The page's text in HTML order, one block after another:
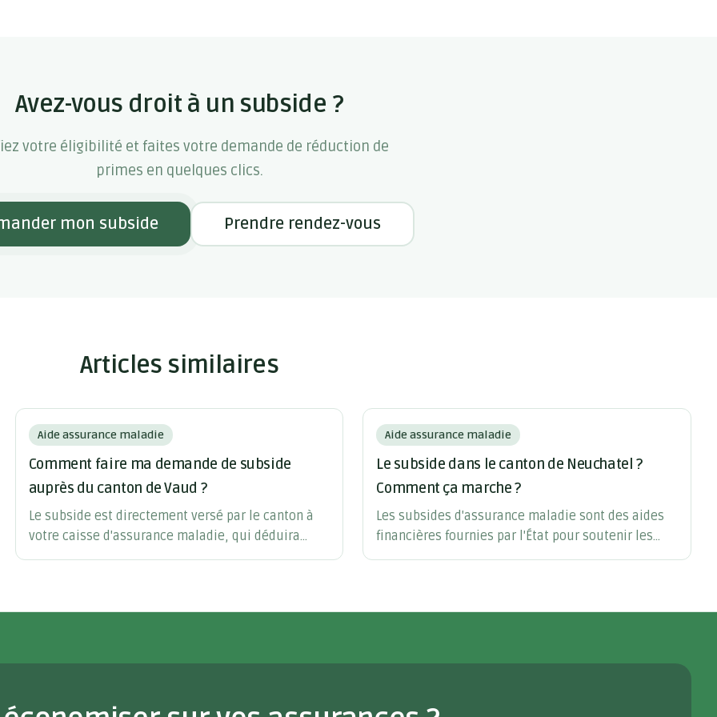
Avez-vous droit à un subside ?
votre éligibilité et faites votre demande de réduction de
primes en quelques clics.
mon subside Prendre rendez-vous
Articles similaires
Aide assurance maladie
Comment faire ma demande de subside
auprès du canton de Vaud ?
Le subside est directement versé par le canton à
votre caisse d'assurance maladie, qui déduira
ensuite le montant de la subvention de vos primes
Aide assurance maladie
Le subside dans le canton de Neuchatel ?
Comment ça marche ?
Les subsides d'assurance maladie sont des aides
financières fournies par l'État pour soutenir les
foyers à revenus modestes à couvrir les coûts de